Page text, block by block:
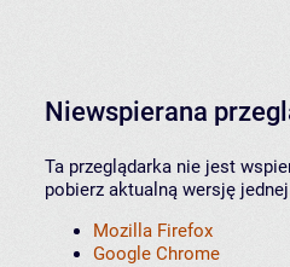
Niewspierana
Ta przeglądarka nie jest
pobierz aktualną wersję
Mozilla Firefox
Google Chrome